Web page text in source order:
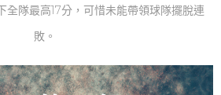
全隊最高17分，可惜未能帶領球隊擺脫連
敗。